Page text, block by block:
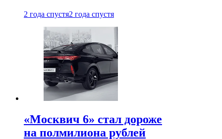
2 года спустя2 года спустя
«Москвич 6» стал дороже
на полмилиона рублей